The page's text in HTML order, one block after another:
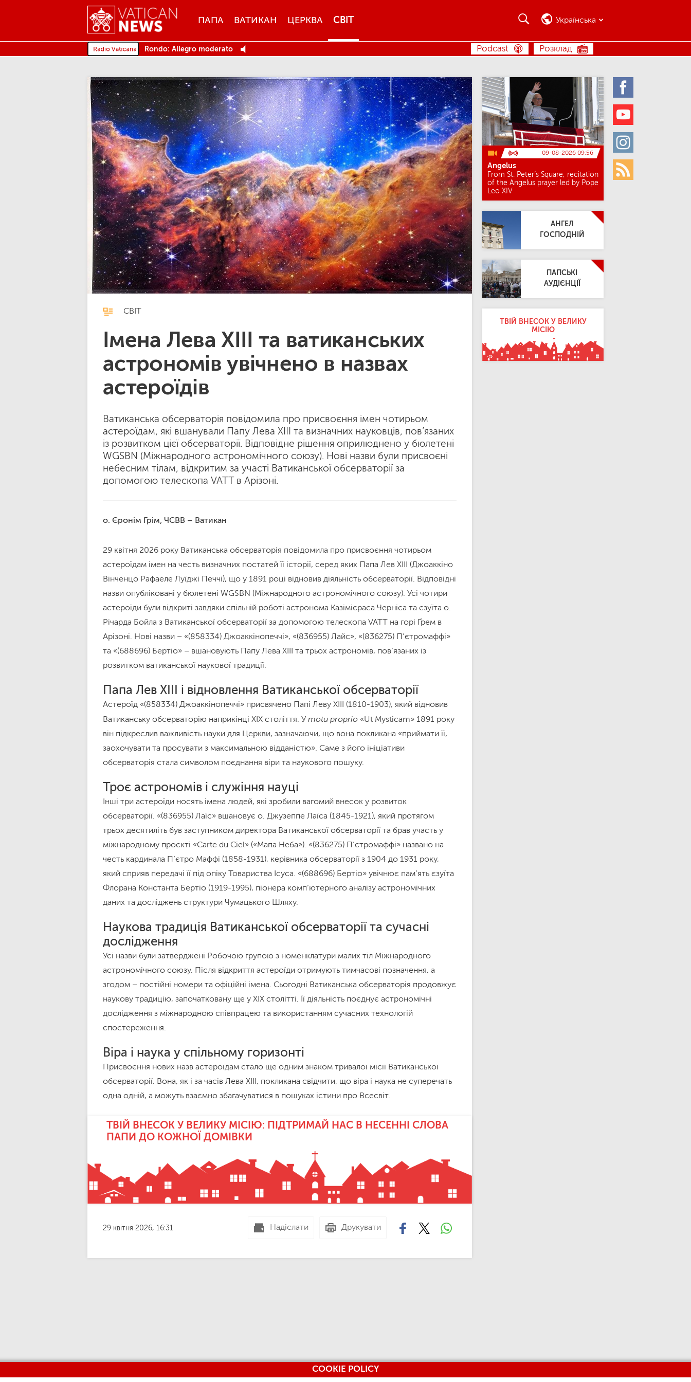
MENU
ПАПА ВАТИКАН ЦЕРКВА СВІТ
Youtube
Instagram
Rss
ШУКАТИ Українська
COOKIE POLICY
Rondo: Allegro moderato Розклад
Podcast
СВІТ
Імена Лева XIII та ватиканських
астрономів увічнено в назвах
астероїдів
Ватиканська обсерваторія повідомила про присвоєння імен чотирьом
астероїдам, які вшанували Папу Лева XIII та визначних науковців, пов’язаних
із розвитком цієї обсерваторії. Відповідне рішення оприлюднено у бюлетені
WGSBN (Міжнародного астрономічного союзу). Нові назви були присвоєні
небесним тілам, відкритим за участі Ватиканської обсерваторії за
допомогою телескопа VATT в Арізоні.
о. Єронім Грім, ЧСВВ – Ватикан
29 квітня 2026 року Ватиканська обсерваторія повідомила про присвоєння чотирьом
астероїдам імен на честь визначних постатей її історії, серед яких Папа Лев XIII (Джоаккіно
Вінченцо Рафаеле Луїджі Печчі), що у 1891 році відновив діяльність обсерваторії. Відповідні
назви опубліковані у бюлетені WGSBN (Міжнародного астрономічного союзу). Усі чотири
астероїди були відкриті завдяки спільній роботі астронома Казімієраса Черніса та єзуїта о.
Річарда Бойла з Ватиканської обсерваторії за допомогою телескопа VATT на горі Ґрем в
Арізоні. Нові назви – «(858334) Джоаккінопеччі», «(836955) Лайс», «(836275) П’єтромаффі»
та «(688696) Бертіо» – вшановують Папу Лева XIII та трьох астрономів, пов’язаних із
розвитком ватиканської наукової традиції.
Папа Лев XIII і відновлення Ватиканської обсерваторії
Астероїд «(858334) Джоаккінопеччі» присвячено Папі Леву XIII (1810-1903), який відновив
Ватиканську обсерваторію наприкінці XIX століття. У motu proprio «Ut Mysticam» 1891 року
він підкреслив важливість науки для Церкви, зазначаючи, що вона покликана «приймати її,
заохочувати та просувати з максимальною відданістю». Саме з його ініціативи
обсерваторія стала символом поєднання віри та наукового пошуку.
Троє астрономів і служіння науці
Інші три астероїди носять імена людей, які зробили вагомий внесок у розвиток
обсерваторії. «(836955) Лаїс» вшановує о. Джузеппе Лаїса (1845-1921), який протягом
трьох десятиліть був заступником директора Ватиканської обсерваторії та брав участь у
міжнародному проєкті «Carte du Ciel» («Мапа Неба»). «(836275) П’єтромаффі» названо на
честь кардинала П’єтро Маффі (1858-1931), керівника обсерваторії з 1904 до 1931 року,
який сприяв передачі її під опіку Товариства Ісуса. «(688696) Бертіо» увічнює пам’ять єзуїта
Флорана Константа Бертіо (1919-1995), піонера комп’ютерного аналізу астрономічних
даних та досліджень структури Чумацького Шляху.
Наукова традиція Ватиканської обсерваторії та сучасні
дослідження
Усі назви були затверджені Робочою групою з номенклатури малих тіл Міжнародного
астрономічного союзу. Після відкриття астероїди отримують тимчасові позначення, а
згодом – постійні номери та офіційні імена. Сьогодні Ватиканська обсерваторія продовжує
наукову традицію, започатковану ще у XIX столітті. Її діяльність поєднує астрономічні
дослідження з міжнародною співпрацею та використанням сучасних технологій
спостереження.
Віра і наука у спільному горизонті
Присвоєння нових назв астероїдам стало ще одним знаком тривалої місії Ватиканської
обсерваторії. Вона, як і за часів Лева XIII, покликана свідчити, що віра і наука не суперечать
одна одній, а можуть взаємно збагачуватися в пошуках істини про Всесвіт.
ТВІЙ ВНЕСОК У ВЕЛИКУ МІСІЮ: ПІДТРИМАЙ НАС В НЕСЕННІ СЛОВА
ПАПИ ДО КОЖНОЇ ДОМІВКИ
29 квітня 2026, 16:31 Надіслати Друкувати
09-08-2026 09:56
Angelus
From St. Peter’s Square, recitation
of the Angelus prayer led by Pope
Leo XIV
АНГЕЛ
ГОСПОДНІЙ
ПАПСЬКІ
АУДІЄНЦІЇ
ТВІЙ ВНЕСОК У ВЕЛИКУ
МІСІЮ